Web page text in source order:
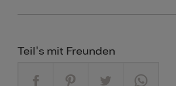
Teil's mit Freunden